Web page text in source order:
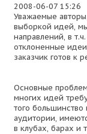
2008-06-07 15:26
Уважаемые
выборкой идей,
направлений, в
отклоненные
заказчик готов к
Основные
многих идей
того
аудитории,
в клубах, барах и